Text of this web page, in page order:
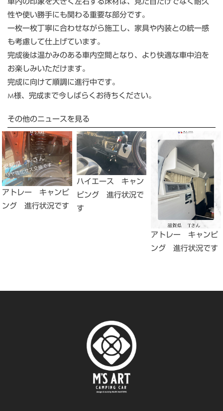
性や使い勝手にも関わる重要な部分です。
一枚一枚丁寧に合わせながら施工し、家具や内装との統一感
も考慮して仕上げています。
完成後は温かみのある車内空間となり、より快適な車中泊を
お楽しみいただけます。
完成に向けて順調に進行中です。
M様、完成まで今しばらくお待ちください。
その他のニュースを見る
アトレー キャンピ
ング 進行状況です
ハイエース キャン
ピング 進行状況で
す
アトレー キャンピ
ング 進行状況です